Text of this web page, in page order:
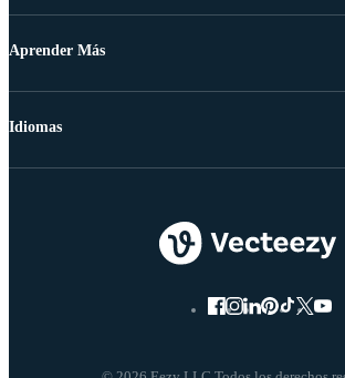
Aprender Más
Idiomas